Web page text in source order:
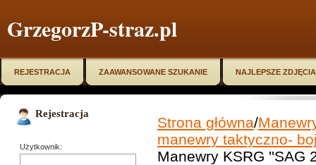
GrzegorzP-straz.pl
REJESTRACJA ZAAWANSOWANE SZUKANIE NAJLEPSZE ZDJĘCIA
Rejestracja
Użytkownik:
Strona główna/
manewry taktyczno-
Manewry KSRG ''SAG